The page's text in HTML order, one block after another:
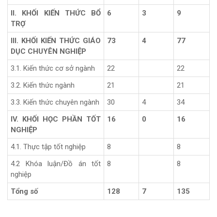
II. KHỐI KIẾN THỨC BỔ
TRỢ
6 3 9
III. KHỐI KIẾN THỨC GIÁO
DỤC CHUYÊN NGHIỆP
73 4 77
3.1. Kiến thức cơ sở ngành 22
22
3.2. Kiến thức ngành
21
21
3.3. Kiến thức chuyên ngành
30 4
34
IV. KHỐI HỌC PHẦN TỐT
NGHIỆP
16 0 16
4.1. Thực tập tốt nghiệp 8
8
4.2 Khóa luận/Đồ án tốt
nghiệp
8 8
Tổng số 128 7 135